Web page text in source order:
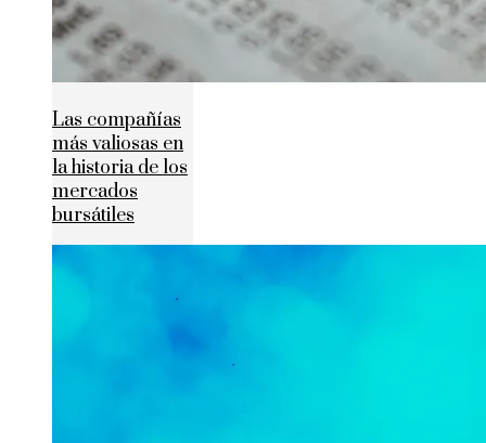
Las compañías
más valiosas en
la historia de los
mercados
bursátiles